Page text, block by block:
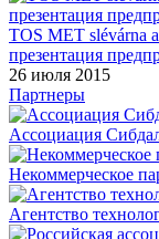
TOS MET slévárna
презентация
26 июля 2015
Партнеры
Ассоциация
Некоммерческое
Агентство